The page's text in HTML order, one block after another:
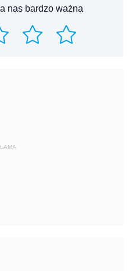
nas bardzo ważna